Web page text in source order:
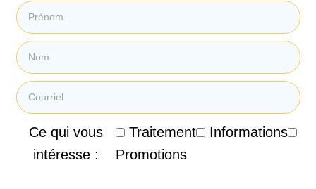
Ce qui vous
intéresse :
Traitement
Informations
Promotions